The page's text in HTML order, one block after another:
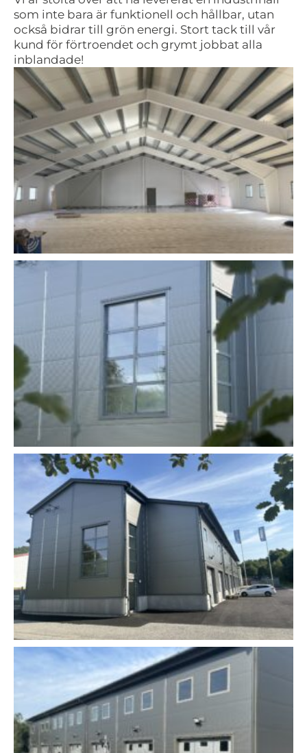
som inte bara är funktionell och hållbar, utan
också bidrar till grön energi. Stort tack till vår
kund för förtroendet och grymt jobbat alla
inblandade!